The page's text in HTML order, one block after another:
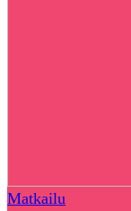
Matkailu